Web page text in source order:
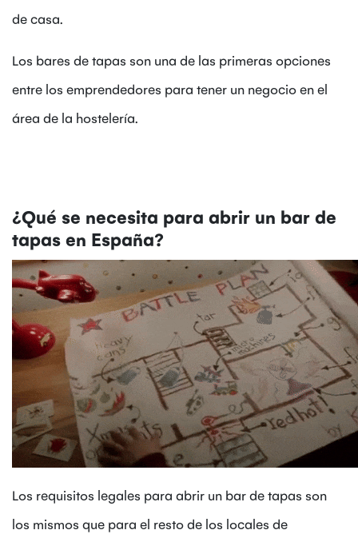
de casa.
Los bares de tapas son una de las primeras opciones
entre los emprendedores para tener un negocio en el
área de la hostelería.
¿Qué se necesita para abrir un bar de
tapas en España?
Los requisitos legales para abrir un bar de tapas son
los mismos que para el resto de los locales de